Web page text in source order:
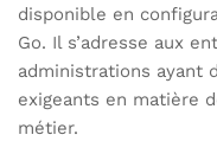
disponible en
Go. Il s’adresse aux
administrations ayant
exigeants en matière
métier.